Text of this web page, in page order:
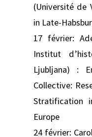
(Université de
in Late-
17 février:
Institut
Ljubljana) :
Collective:
Stratification
Europe
24 février: